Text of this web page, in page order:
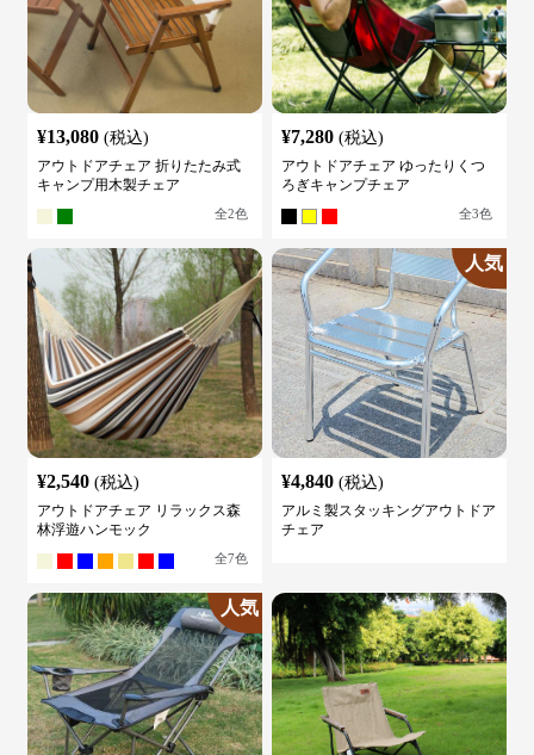
¥13,080 (税込)
アウトドアチェア 折りたたみ式
キャンプ用木製チェア
全2色
¥7,280 (税込)
アウトドアチェア ゆったりくつ
ろぎキャンプチェア
全3色
¥2,540 (税込)
アウトドアチェア リラックス森
林浮遊ハンモック
全7色
人気
¥4,840 (税込)
アルミ製スタッキングアウトドア
チェア
人気